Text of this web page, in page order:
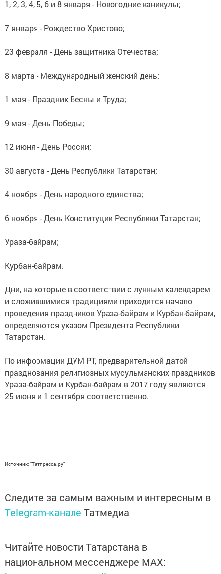
1, 2, 3, 4, 5, 6 и 8 января - Новогодние каникулы;
7 января - Рождество Христово;
23 февраля - День защитника Отечества;
8 марта - Международный женский день;
1 мая - Праздник Весны и Труда;
9 мая - День Победы;
12 июня - День России;
30 августа - День Республики Татарстан;
4 ноября - День народного единства;
6 ноября - День Конституции Республики Татарстан;
Ураза-байрам;
Курбан-байрам.
Дни, на которые в соответствии с лунным календарем
и сложившимися традициями приходится начало
проведения праздников Ураза-байрам и Курбан-байрам,
определяются указом Президента Республики
Татарстан.
По информации ДУМ РТ, предварительной датой
празднования религиозных мусульманских праздников
Ураза-байрам и Курбан-байрам в 2017 году являются
25 июня и 1 сентября соответственно.
Источник: "Татпресса.ру"
Следите за самым важным и интересным в
Telegram-канале Татмедиа
Читайте новости Татарстана в
национальном мессенджере MАХ: